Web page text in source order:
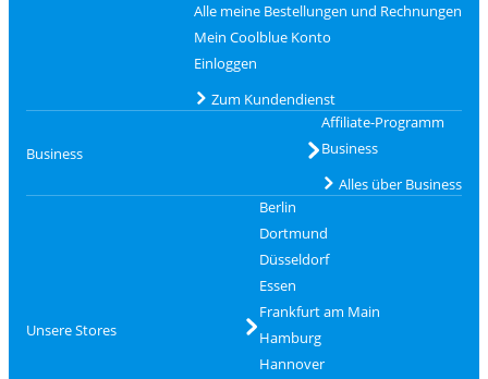
Alle meine Bestellungen und Rechnungen
Mein Coolblue Konto
Einloggen
Zum Kundendienst
Business
Affiliate-Programm
Business
Alles über Business
Unsere Stores
Berlin
Dortmund
Düsseldorf
Essen
Frankfurt am Main
Hamburg
Hannover